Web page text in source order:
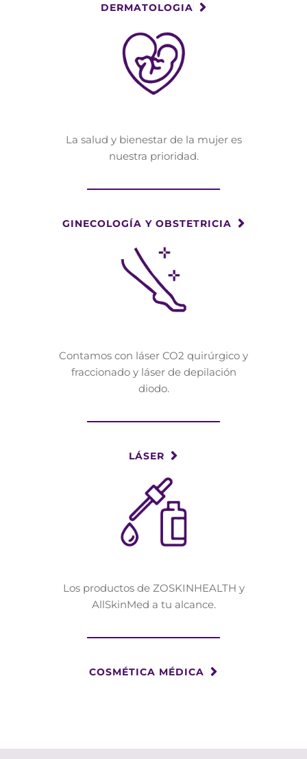
DERMATOLOGIA
La salud y bienestar de la mujer es
nuestra prioridad.
GINECOLOGÍA Y OBSTETRICIA
Contamos con láser CO2 quirúrgico y
fraccionado y láser de depilación
diodo.
LÁSER
Los productos de ZOSKINHEALTH y
AllSkinMed a tu alcance.
COSMÉTICA MÉDICA